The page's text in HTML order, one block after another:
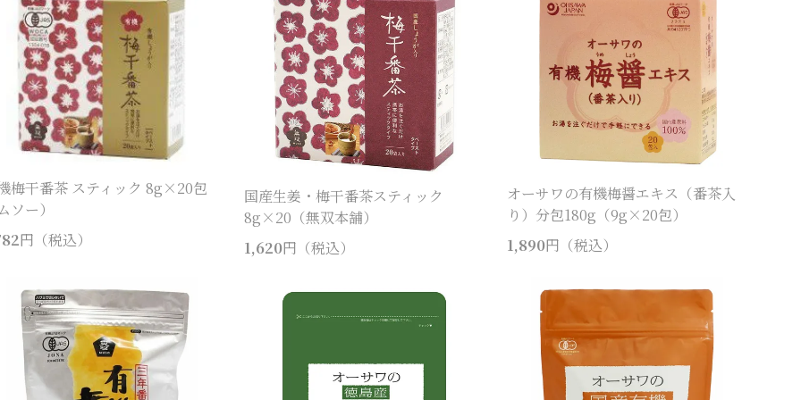
梅干番茶 スティック 8g×20包
ソー）
円（税込）
国産生姜・梅干番茶スティック
8g×20（無双本舗）
1,620円（税込）
オーサワの有機梅醤エキス（番茶入
り）分包180g（9g×20包）
1,890円（税込）